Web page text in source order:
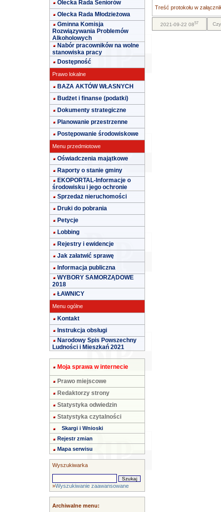
Olecka Rada Seniorów
Olecka Rada Młodzieżowa
Gminna Komisja
Rozwiązywania Problemów
Alkoholowych
Nabór pracowników na wolne
stanowiska pracy
Dostępność
Prawo lokalne
BAZA AKTÓW WŁASNYCH
Budżet i finanse (podatki)
Dokumenty strategiczne
Planowanie przestrzenne
Postępowanie środowiskowe
Menu przedmiotowe
Oświadczenia majątkowe
Raporty o stanie gminy
EKOPORTAL-Informacje o
środowisku i jego ochronie
Sprzedaż nieruchomości
Druki do pobrania
Petycje
Lobbing
Rejestry i ewidencje
Jak załatwić sprawę
Informacja publiczna
WYBORY SAMORZĄDOWE
2018
ŁAWNICY
Menu ogólne
Kontakt
Instrukcja obsługi
Narodowy Spis Powszechny
Ludności i Mieszkań 2021
Moja sprawa w internecie
Prawo miejscowe
Redaktorzy strony
Statystyka odwiedzin
Statystyka czytalności
Skargi i Wnioski
Rejestr zmian
Mapa serwisu
Wyszukiwarka
»Wyszukiwanie zaawansowane
Archiwalne menu:
Treść protokołu w
2021-09-22 0857